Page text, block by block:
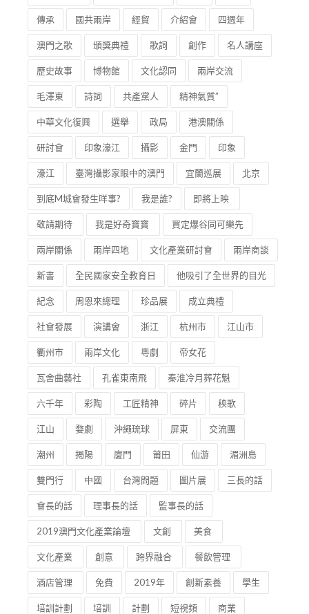
傳承 國共兩岸 經貿 介紹會 四週年
澳門之歌 頒獎典禮 歌詞 創作 名人講座
歷史故事 博物館 文化認同 兩岸交流
毛澤東 詩詞 共產黨人 精神氣質”
中華文化復興 選舉 政局 港澳關係
研討會 印象濠江 攝影 金門 印象
濠江 臺灣攝影家眼中的澳門 宜蘭巡展 北京
到底M城會發生咩事? 我是誰? 即將上映
敬請期待 我是好奇寶寶 買定爆谷同可樂先
兩岸關係 兩岸四地 文化產業研討會 兩岸商談
新書 全民國家安全教育日 他吸引了全世界的目光
紀念 周恩來總理 珍品展 成立典禮
社會發展 演講會 浙江 杭州市 江山市
衢州市 兩岸文化 粵劇 帝女花
瓦舍曲藝社 孔雀東南飛 秦淮冷月葬花魁
六千年 彩陶 工匠精神 碎片 秧歌
江山 婺劇 沖繩琉球 屏東 交流團
潮州 揭陽 廈門 莆田 仙游 湄洲島
雙門行 中國 台灣問題 圖片展 三長的話
會長的話 理事長的話 監事長的話
2019澳門文化產業論壇 文創 美食
文化產業 創意 跨界融合 餐飲管理
酒店管理 免費 2019年 創新素養 學生
培訓計劃 培訓 計劃 短視頻 商業